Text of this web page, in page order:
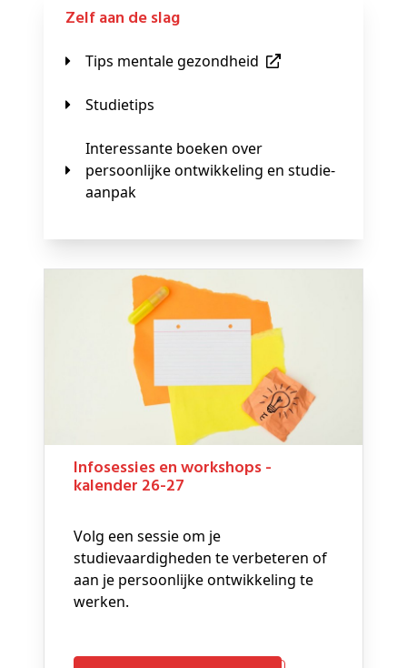
Zelf aan de slag
Tips mentale gezondheid
Studietips
Interessante boeken over
persoonlijke ontwikkeling en studie-
aanpak
Infosessies en workshops -
kalender 26-27
Volg een sessie om je
studievaardigheden te verbeteren of
aan je persoonlijke ontwikkeling te
werken.